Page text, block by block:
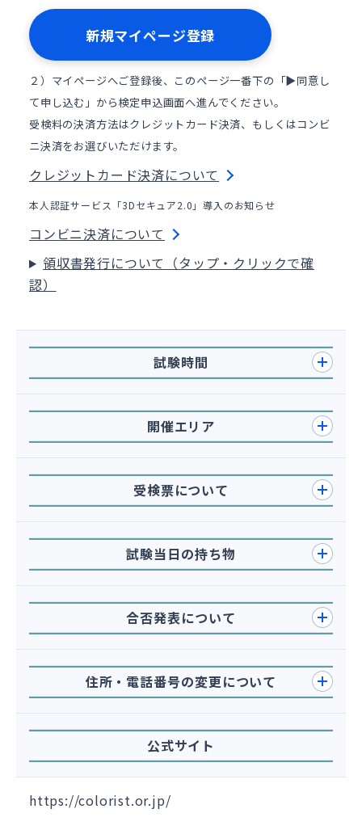
新規マイページ登録
２）マイページへご登録後、このページ一番下の「▶同意し
て申し込む 」から検定申込画面へ進んでください。
受検料の決済方法はクレジットカード決済、もしくはコンビ
ニ決済をお選びいただけます。
クレジットカード決済について
本人認証サービス「3Dセキュア2.0」導入のお知らせ
コンビニ決済について
領収書発行について（タップ・クリックで確
認）
試験時間
開催エリア
受検票について
試験当日の持ち物
合否発表について
住所・電話番号の変更について
公式サイト
https://colorist.or.jp/